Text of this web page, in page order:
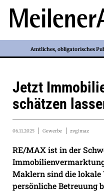
Amtliches, obligatorisches
Jetzt
schätzen
06.11.2025 Gewerbe zvg/maz
RE/MAX ist in der
Maklern sind die lokale
persönliche Betreuung